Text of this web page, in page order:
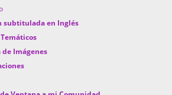
subtitulada en Inglés
de Imágenes